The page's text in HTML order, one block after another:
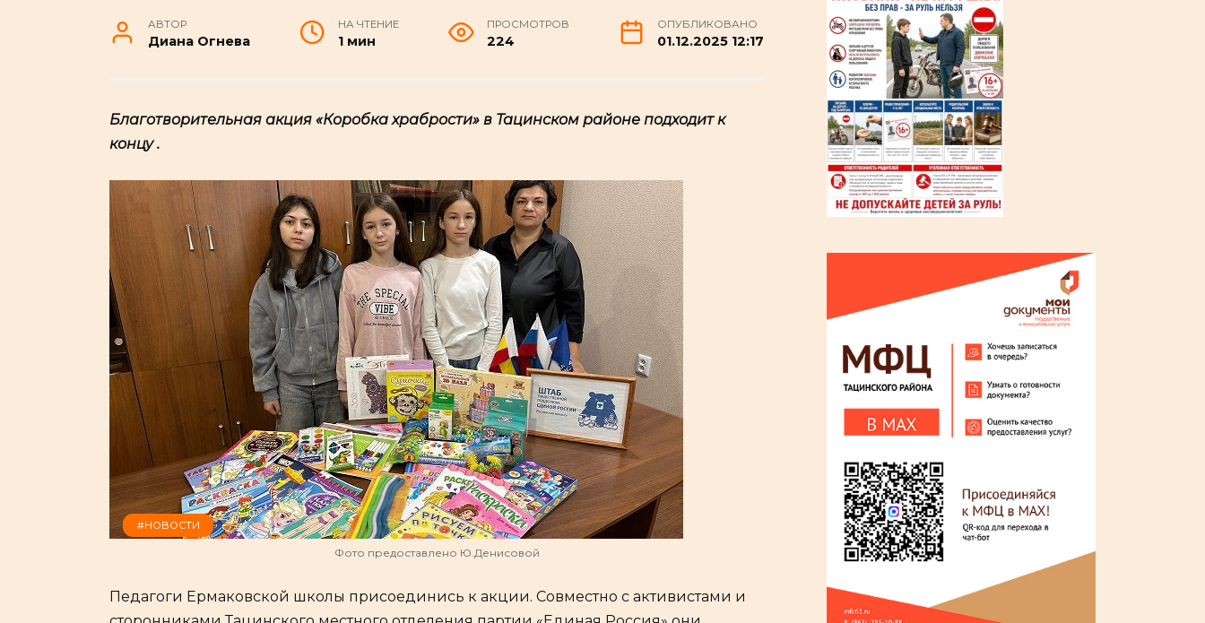
АВТОР
Диана Огнева
НА ЧТЕНИЕ
1 мин
ПРОСМОТРОВ
224
ОПУБЛИКОВАНО
01.12.2025 12:17
Благотворительная акция «Коробка храбрости» в Тацинском районе подходит к
концу .
#НОВОСТИ
Фото предоставлено Ю.Денисовой
Педагоги Ермаковской школы присоединись к акции. Совместно с активистами и